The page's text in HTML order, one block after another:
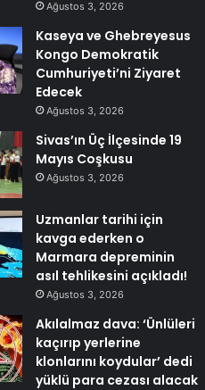
Ağustos 3, 2026
Kaseya ve Ghebreyesus
Kongo Demokratik
Cumhuriyeti’ni Ziyaret
Edecek
Ağustos 3, 2026
Sivas’ın Üç İlçesinde 19
Mayıs Coşkusu
Ağustos 3, 2026
Uzmanlar tarihi için
kavga ederken o
Marmara depreminin
asıl tehlikesini açıkladı!
Ağustos 3, 2026
Akılalmaz dava: ‘Ünlüleri
kaçırıp yerlerine
klonlarını koydular’ dedi
yüklü para cezası alacak